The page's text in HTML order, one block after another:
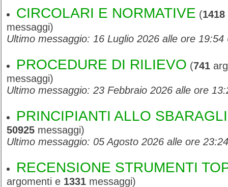
CIRCOLARI E NORMATIVE (1418
messaggi)
Ultimo messaggio: 16 Luglio 2026 alle ore 19:54
PROCEDURE DI RILIEVO (741
messaggi)
Ultimo messaggio: 23 Febbraio 2026 alle ore
PRINCIPIANTI ALLO
50925 messaggi)
Ultimo messaggio: 05 Agosto 2026 alle ore
RECENSIONE STRUMENTI
argomenti e 1331 messaggi)